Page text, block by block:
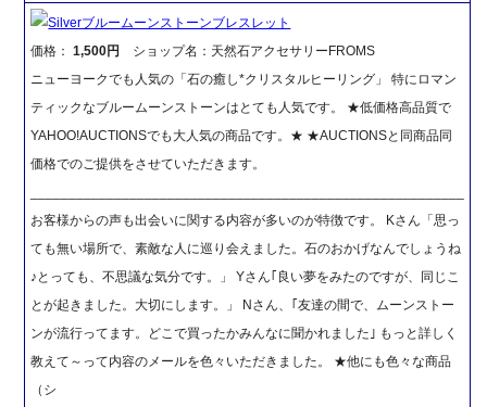
Silverブルームーンストーンブレスレット
価格：1,500円
ショップ名：天然石アクセサリーFROMS
ニューヨークでも人気の「石の癒し*クリスタルヒーリング」 特にロマン
ティックなブルームーンストーンはとても人気です。 ★低価格高品質で
YAHOO!AUCTIONSでも大人気の商品です。★ ★AUCTIONSと同商品同
価格でのご提供をさせていただきます。
お客様からの声も出会いに関する内容が多いのが特徴です。 Kさん「思っ
ても無い場所で、素敵な人に巡り会えました。石のおかげなんでしょうね
♪とっても、不思議な気分です。」 Yさん｢良い夢をみたのですが、同じこ
とが起きました。大切にします。」 Nさん、｢友達の間で、ムーンストー
ンが流行ってます。どこで買ったかみんなに聞かれました｣ もっと詳しく
教えて～って内容のメールを色々いただきました。 ★他にも色々な商品
（シ